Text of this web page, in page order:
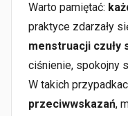
Warto pamiętać:
praktyce zdarzały
menstruacji czuły
ciśnienie, spokojny
W takich
przeciwwskazań,